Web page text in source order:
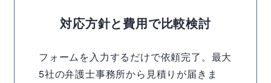
対応方針と費用で比較検討
フォームを入力するだけで依頼完了。最大
5社の弁護士事務所から見積りが届きま